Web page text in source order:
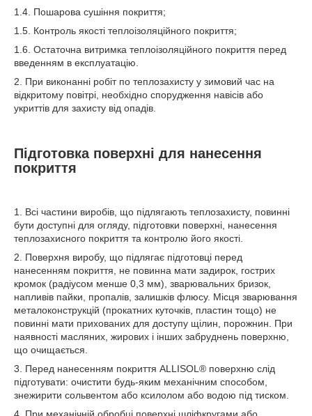
1.4. Пошарова сушіння покриття;
1.5. Контроль якості теплоізоляційного покриття;
1.6. Остаточна витримка теплоізоляційного покриття перед
введенням в експлуатацію.
2. При виконанні робіт по теплозахисту у зимовий час на
відкритому повітрі, необхідно спорудження навісів або
укриттів для захисту від опадів.
Підготовка поверхні для нанесення
покриття
1. Всі частини виробів, що підлягають теплозахисту, повинні
бути доступні для огляду, підготовки поверхні, нанесення
теплозахисного покриття та контролю його якості.
2. Поверхня виробу, що підлягає підготовці перед
нанесенням покриття, не повинна мати задирок, гострих
кромок (радіусом менше 0,3 мм), зварювальних бризок,
напливів пайки, пропалів, залишків флюсу. Місця зварювання
металоконструкцій (прокатних куточків, пластин тощо) не
повинні мати прихованих для доступу щілин, порожнин. При
наявності масляних, жирових і інших забруднень поверхню,
що очищається.
3. Перед нанесенням покриття ALLISOL ® поверхню слід
підготувати: очистити будь-яким механічним способом,
знежирити сольвентом або ксилолом або водою під тиском.
4. При механічній обробці поверхні шліфкругами або